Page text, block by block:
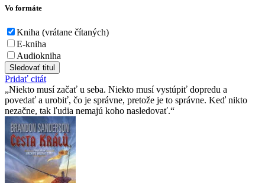
Vo formáte
Kniha (vrátane čítaných)
E-kniha
Audiokniha
Sledovať titul
Pridať citát
Niekto musí začať u seba. Niekto musí vystúpiť dopredu a
povedať a urobiť, čo je správne, pretože je to správne. Keď nikto
nezačne, tak ľudia nemajú koho nasledovať.